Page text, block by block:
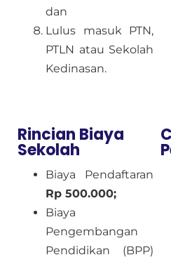
dan
Lulus masuk PTN,
PTLN atau Sekolah
Kedinasan.
Rincian Biaya
Sekolah
Biaya Pendaftaran
Rp 500.000;
Biaya
Pengembangan
Pendidikan (BPP)